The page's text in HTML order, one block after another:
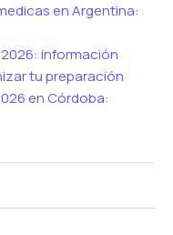
en Argentina:
información
tu preparación
en Córdoba: